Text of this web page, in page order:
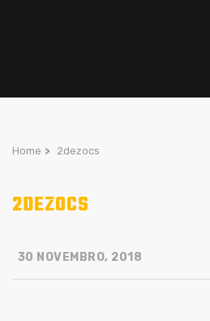
Home > 2dezocs
2DEZOCS
30 NOVEMBRO, 2018